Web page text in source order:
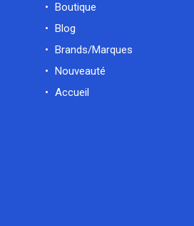
Boutique
Blog
Brands/Marques
Nouveauté
Accueil